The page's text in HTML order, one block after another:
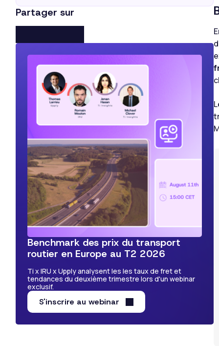
Partager sur
Benchmark des prix du transport
routier en Europe au T2 2026
Ti x IRU x Upply analysent les les taux de fret et
tendances du deuxième trimestre lors d'un webinar
exclusif.
S'inscrire au webinar